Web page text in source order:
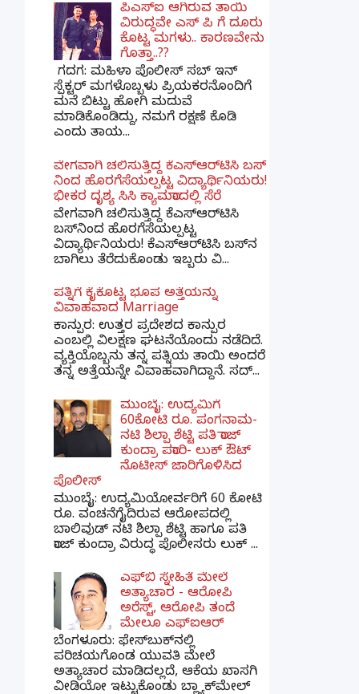
ಪಿಎಸ್​ಐ ಆಗಿರುವ ತಾಯಿ
ವಿರುದ್ಧವೇ ಎಸ್ ಪಿ ಗೆ ದೂರು
ಕೊಟ್ಟ ಮಗಳು.. ಕಾರಣವೇನು
ಗೊತ್ತಾ..??
ಗದಗ​: ಮಹಿಳಾ ಪೊಲೀಸ್​ ಸಬ್ ​ಇನ್​
ಸ್ಪೆಕ್ಟರ್​ ಮಗಳೊಬ್ಬಳು ಪ್ರಿಯಕರನೊಂದಿಗೆ
ಮನೆ ಬಿಟ್ಟು ಹೋಗಿ ಮದುವೆ
ಮಾಡಿಕೊಂಡಿದ್ದು, ನಮಗೆ ರಕ್ಷಣೆ ಕೊಡಿ
ಎಂದು ತಾಯ...
ವೇಗವಾಗಿ ಚಲಿಸುತ್ತಿದ್ದ ಕೆಎಸ್​ಆರ್​ಟಿಸಿ ಬಸ್​
ನಿಂದ ಹೊರಗೆಸೆಯಲ್ಪಟ್ಟ ವಿದ್ಯಾರ್ಥಿನಿಯರು!
ಭೀಕರ ದೃಶ್ಯ ಸಿಸಿ ಕ್ಯಾಮರಾದಲ್ಲಿ ಸೆರೆ
ವೇಗವಾಗಿ ಚಲಿಸುತ್ತಿದ್ದ ಕೆಎಸ್‌ಆರ್‌ಟಿಸಿ
ಬಸ್‌ನಿಂದ ಹೊರಗೆಸೆಯಲ್ಪಟ್ಟ
ವಿದ್ಯಾರ್ಥಿನಿಯರು! ಕೆಎಸ್‌ಆರ್‌ಟಿಸಿ ಬಸ್‌ನ
ಬಾಗಿಲು ತೆರೆದುಕೊಂಡು ಇಬ್ಬರು ವಿ...
ಪತ್ನಿಗೆ ಕೈಕೊಟ್ಟ ಭೂಪ ಅತ್ತೆಯನ್ನು
ವಿವಾಹವಾದ Marriage
ಕಾನ್ಪುರ: ಉತ್ತರ ಪ್ರದೇಶದ ಕಾನ್ಪುರ
ಎಂಬಲ್ಲಿ ವಿಲಕ್ಷಣ ಘಟನೆಯೊಂದು ನಡೆದಿದೆ.
ವ್ಯಕ್ತಿಯೊಬ್ಬನು ತನ್ನ ಪತ್ನಿಯ ತಾಯಿ ಅಂದರೆ
ತನ್ನ ಅತ್ತೆಯನ್ನೇ ವಿವಾಹವಾಗಿದ್ದಾನೆ. ಸದ್...
ಮುಂಬೈ: ಉದ್ಯಮಿಗೆ
60ಕೋಟಿ ರೂ. ಪಂಗನಾಮ-
ನಟಿ ಶಿಲ್ಪಾ ಶೆಟ್ಟಿ ಪತಿ ರಾಜ್
ಕುಂದ್ರಾ ಪರಾರಿ- ಲುಕ್ ಔಟ್
ನೊಟೀಸ್ ಜಾರಿಗೊಳಿಸಿದ
ಪೊಲೀಸ್
ಮುಂಬೈ: ಉದ್ಯಮಿಯೋರ್ವರಿಗೆ 60 ಕೋಟಿ
ರೂ. ವಂಚನೆಗೈದಿರುವ ಆರೋಪದಲ್ಲಿ
ಬಾಲಿವುಡ್ ನಟಿ ಶಿಲ್ಪಾ ಶೆಟ್ಟಿ ಹಾಗೂ ಪತಿ
ರಾಜ್ ಕುಂದ್ರಾ ವಿರುದ್ಧ ಪೊಲೀಸರು ಲುಕ್ ...
ಎಫ್‌ಬಿ ಸ್ನೇಹಿತೆ ಮೇಲೆ
ಅತ್ಯಾಚಾರ - ಆರೋಪಿ
ಅರೆಸ್ಟ್, ಆರೋಪಿ ತಂದೆ
ಮೇಲೂ ಎಫ್ಐಆರ್
ಬೆಂಗಳೂರು: ಫೇಸ್‌ಬುಕ್‌ನಲ್ಲಿ
ಪರಿಚಯಗೊಂಡ ಯುವತಿ ಮೇಲೆ
ಅತ್ಯಾಚಾರ ಮಾಡಿದಲ್ಲದೆ, ಆಕೆಯ ಖಾಸಗಿ
ವೀಡಿಯೋ ಇಟ್ಟುಕೊಂಡು ಬ್ಲ್ಯಾಕ್‌ಮೇಲ್